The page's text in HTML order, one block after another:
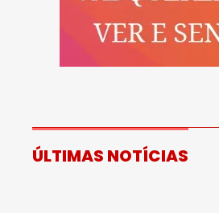
ÚLTIMAS NOTÍCIAS